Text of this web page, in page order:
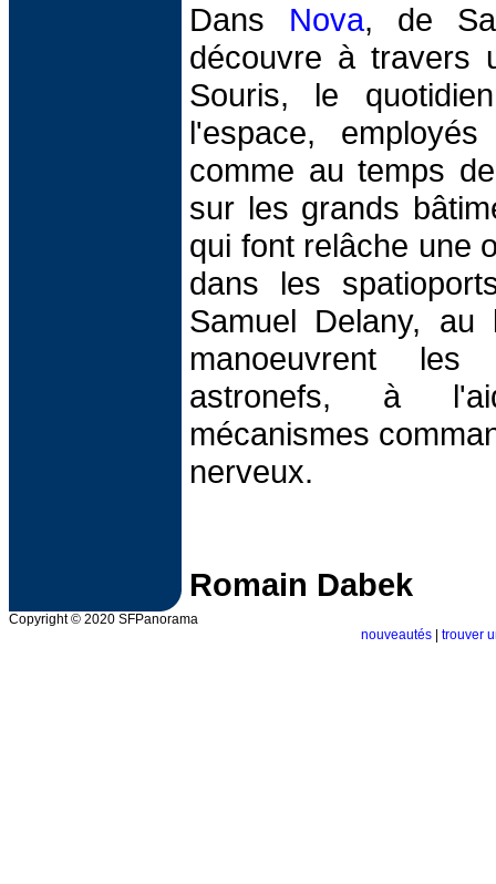
Dans Nova, de
découvre à travers
Souris, le
l'espace,
comme au temps
sur les grands
qui font relâche une
dans les
Samuel Delany, au
manoeuvrent les
astronefs, à
mécanismes
nerveux.
Romain Dabek
Copyright © 2020 SFPanorama
nouveautés
trouver